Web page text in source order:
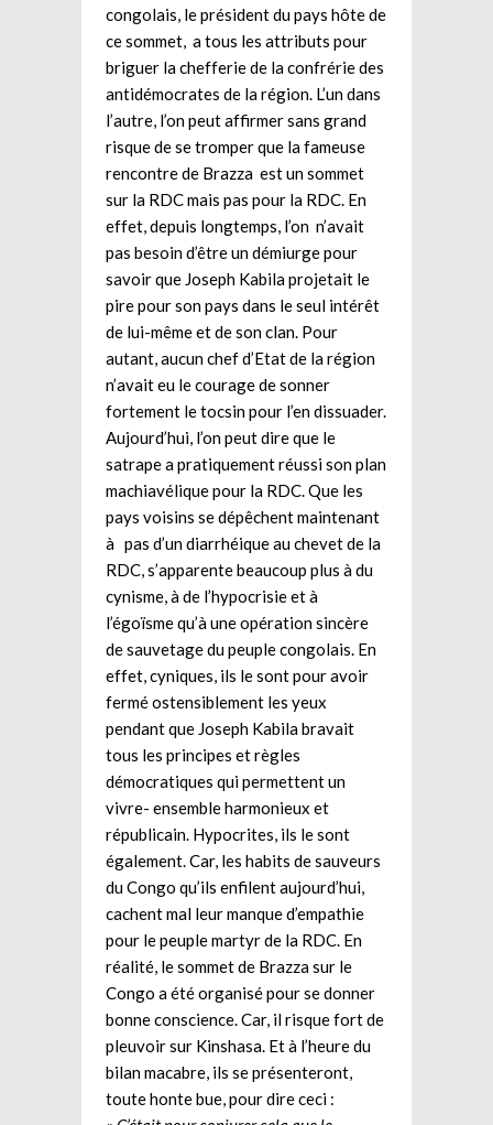
congolais, le président du pays hôte de
ce sommet, a tous les attributs pour
briguer la chefferie de la confrérie des
antidémocrates de la région. L’un dans
l’autre, l’on peut affirmer sans grand
risque de se tromper que la fameuse
rencontre de Brazza est un sommet
sur la RDC mais pas pour la RDC. En
effet, depuis longtemps, l’on n’avait
pas besoin d’être un démiurge pour
savoir que Joseph Kabila projetait le
pire pour son pays dans le seul intérêt
de lui-même et de son clan. Pour
autant, aucun chef d’Etat de la région
n’avait eu le courage de sonner
fortement le tocsin pour l’en dissuader.
Aujourd’hui, l’on peut dire que le
satrape a pratiquement réussi son plan
machiavélique pour la RDC. Que les
pays voisins se dépêchent maintenant
à pas d’un diarrhéique au chevet de la
RDC, s’apparente beaucoup plus à du
cynisme, à de l’hypocrisie et à
l’égoïsme qu’à une opération sincère
de sauvetage du peuple congolais. En
effet, cyniques, ils le sont pour avoir
fermé ostensiblement les yeux
pendant que Joseph Kabila bravait
tous les principes et règles
démocratiques qui permettent un
vivre- ensemble harmonieux et
républicain. Hypocrites, ils le sont
également. Car, les habits de sauveurs
du Congo qu’ils enfilent aujourd’hui,
cachent mal leur manque d’empathie
pour le peuple martyr de la RDC. En
réalité, le sommet de Brazza sur le
Congo a été organisé pour se donner
bonne conscience. Car, il risque fort de
pleuvoir sur Kinshasa. Et à l’heure du
bilan macabre, ils se présenteront,
toute honte bue, pour dire ceci :